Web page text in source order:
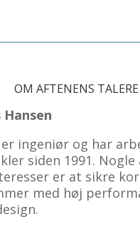
OM AFTENENS TALERE
er ingeniør og har
siden 1991. Nogle
er at sikre
med høj